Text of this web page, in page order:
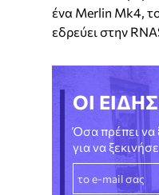
ένα Merlin Mk4,
εδρεύει στην
ΟΙ
Όσα πρέπει να
για να